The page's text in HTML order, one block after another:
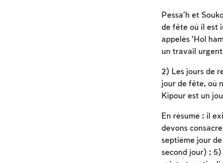
Pessa’h et
de fête où il est
appelés ‘Hol
un travail
2) Les jours de
jour de fête, où
Kipour est un
En résumé : il
devons
septième jour
second jour) ;